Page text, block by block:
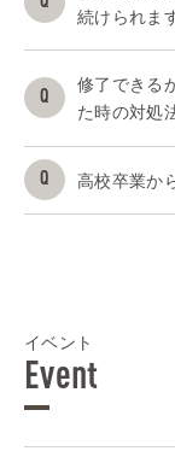
続けられま
修了できる
た時の対処
高校卒業か
イベント
Event